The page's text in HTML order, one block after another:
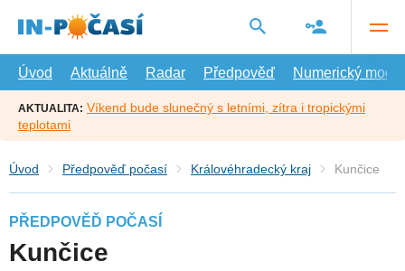
hlavní
Úvod
Aktuálně Radar Předpověď Numerický model
AKTUALITA: Víkend bude slunečný s letními, zítra i tropickými
teplotami
Úvod Předpověď počasí Královéhradecký kraj Kunčice
PŘEDPOVĚĎ POČASÍ
Kunčice